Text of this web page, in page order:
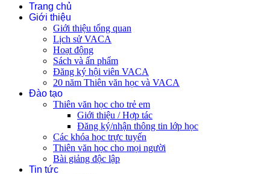
Trang chủ
Giới thiệu
Giới thiệu tổng quan
Lịch sử VACA
Hoạt động
Sách và ấn phẩm
Đăng ký hội viên VACA
20 năm Thiên văn học và VACA
Đào tạo
Thiên văn học cho trẻ em
Giới thiệu / Hợp tác
Đăng ký/nhận thông tin lớp học
Các khóa học trực tuyến
Thiên văn học cho mọi người
Bài giảng độc lập
Tin tức